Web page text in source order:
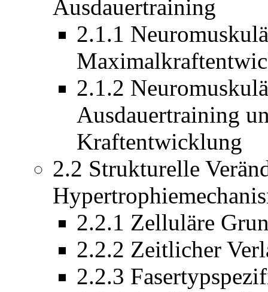
Ausdauertraining
2.1.1
2.1.2
Ausdauertraining
Kraftentwicklung
2.2 Strukturelle
2.2.1 Zelluläre
2.2.2 Zeitlicher
2.2.3